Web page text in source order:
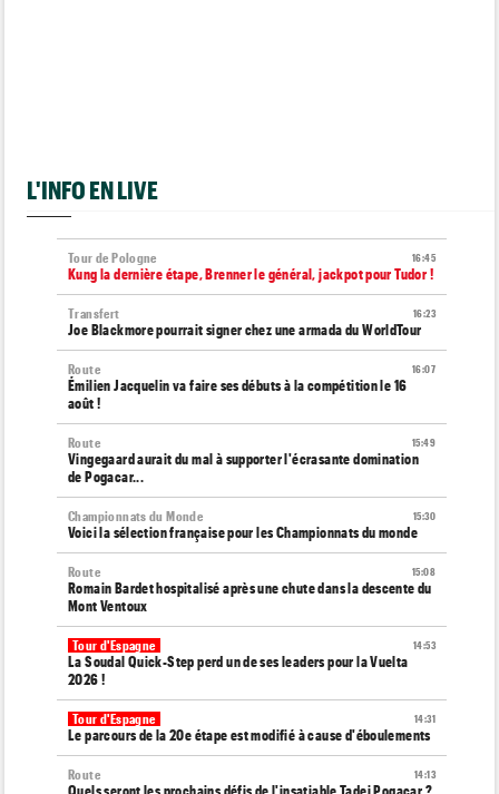
L'INFO EN LIVE
16:45
Tour de Pologne
Kung la dernière étape, Brenner le général, jackpot pour Tudor !
16:23
Transfert
Joe Blackmore pourrait signer chez une armada du WorldTour
16:07
Route
Émilien Jacquelin va faire ses débuts à la compétition le 16
août !
15:49
Route
Vingegaard aurait du mal à supporter l'écrasante domination
de Pogacar...
15:30
Championnats du Monde
Voici la sélection française pour les Championnats du monde
15:08
Route
Romain Bardet hospitalisé après une chute dans la descente du
Mont Ventoux
14:53
Tour d'Espagne
La Soudal Quick-Step perd un de ses leaders pour la Vuelta
2026 !
14:31
Tour d'Espagne
Le parcours de la 20e étape est modifié à cause d'éboulements
14:13
Route